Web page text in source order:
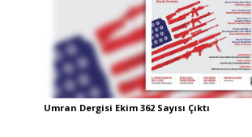
Umran Dergisi Ekim 362 Sayısı Çıktı